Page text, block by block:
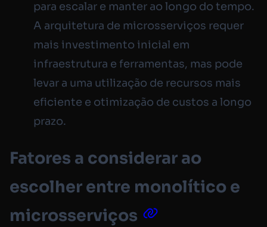
para escalar e manter ao longo do tempo.
A arquitetura de microsserviços requer
mais investimento inicial em
infraestrutura e ferramentas, mas pode
levar a uma utilização de recursos mais
eficiente e otimização de custos a longo
prazo.
Fatores a considerar ao
escolher entre monolítico e
microsserviços